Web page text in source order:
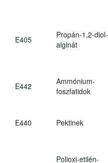
E405
Propán-1,2-diol-
alginát
E442
Ammónium-
foszfatidok
E440 Pektinek
Polioxi-etilén-